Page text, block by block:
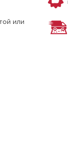
или